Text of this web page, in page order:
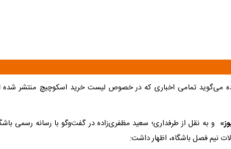
می‌گوید تمامی اخباری که در خصوص لیست خرید اسکوچیچ منتشر
و به نقل از طرفداری؛ سعید مظفری‌زاده در گفت‌وگو با رسانه رسمی
نیم فصل باشگاه، اظهار داشت: